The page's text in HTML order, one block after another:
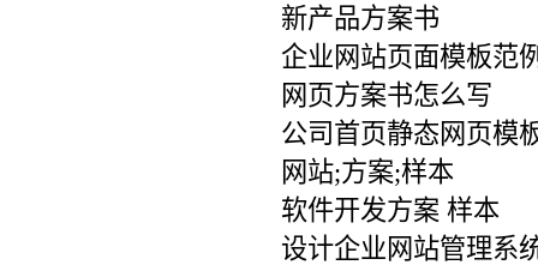
新产品方案书
企业网站页面模板范
网页方案书怎么写
公司首页静态网页模
网站;方案;样本
软件开发方案 样本
设计企业网站管理系